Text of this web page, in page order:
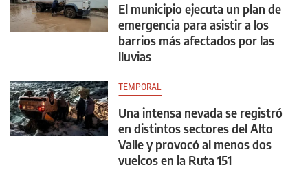
El municipio ejecuta un plan de
emergencia para asistir a los
barrios más afectados por las
lluvias
TEMPORAL
Una intensa nevada se registró
en distintos sectores del Alto
Valle y provocó al menos dos
vuelcos en la Ruta 151